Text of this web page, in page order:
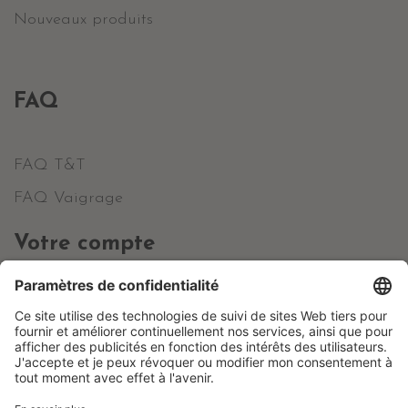
Nouveaux produits
FAQ
FAQ T&T
FAQ Vaigrage
Votre compte
Informations personnelles
Commandes
Avoirs